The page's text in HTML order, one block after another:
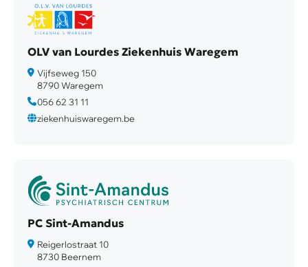
OLV van Lourdes Ziekenhuis Waregem
Vijfseweg 150
8790 Waregem
056 62 31 11
ziekenhuiswaregem.be
PC Sint-Amandus
Reigerlostraat 10
8730 Beernem